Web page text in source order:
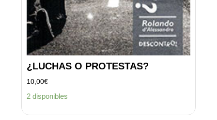
¿LUCHAS O PROTESTAS?
10,00€
2 disponibles